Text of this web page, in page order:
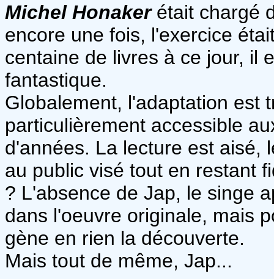
Michel Honakerétait chargé
encore une fois, l'exercice
centaine de livres à ce jour, il
fantastique.
Globalement, l'adaptation est
particulièrement accessible
d'années. La lecture est aisé,
au public visé tout en restant
? L'absence de Jap, le singe
dans l'oeuvre originale, mais
gène en rien la découverte.
Mais tout de même, Jap...